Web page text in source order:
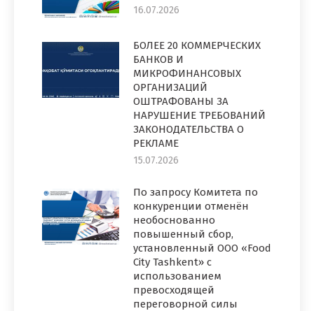
16.07.2026
БОЛЕЕ 20 КОММЕРЧЕСКИХ
БАНКОВ И
МИКРОФИНАНСОВЫХ
ОРГАНИЗАЦИЙ
ОШТРАФОВАНЫ ЗА
НАРУШЕНИЕ ТРЕБОВАНИЙ
ЗАКОНОДАТЕЛЬСТВА О
РЕКЛАМЕ
15.07.2026
По запросу Комитета по
конкуренции отменён
необоснованно
повышенный сбор,
установленный ООО «Food
City Tashkent» с
использованием
превосходящей
переговорной силы